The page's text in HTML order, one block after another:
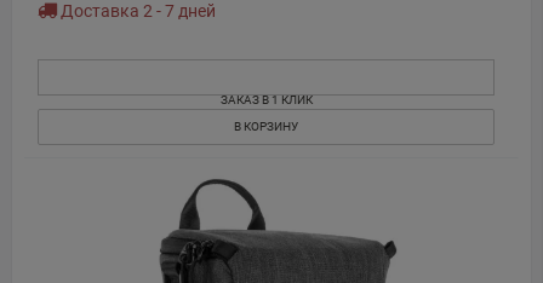
Доставка 2 - 7 дней
ЗАКАЗ В 1 КЛИК
В КОРЗИНУ